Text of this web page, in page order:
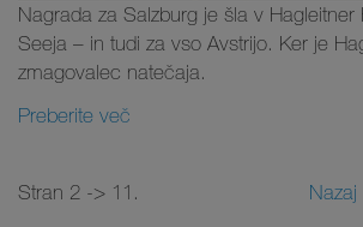
Nagrada za Salzburg je šla v Hagleitner
Seeja – in tudi za vso Avstrijo. Ker je
zmagovalec natečaja.
Preberite več
Stran 2 -> 11. Nazaj